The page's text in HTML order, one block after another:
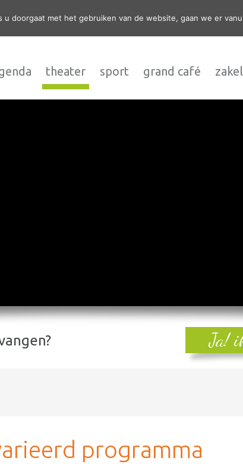
theater sport grand café
Ja!
programma
doorgaat met het gebruiken van de website, gaan we er